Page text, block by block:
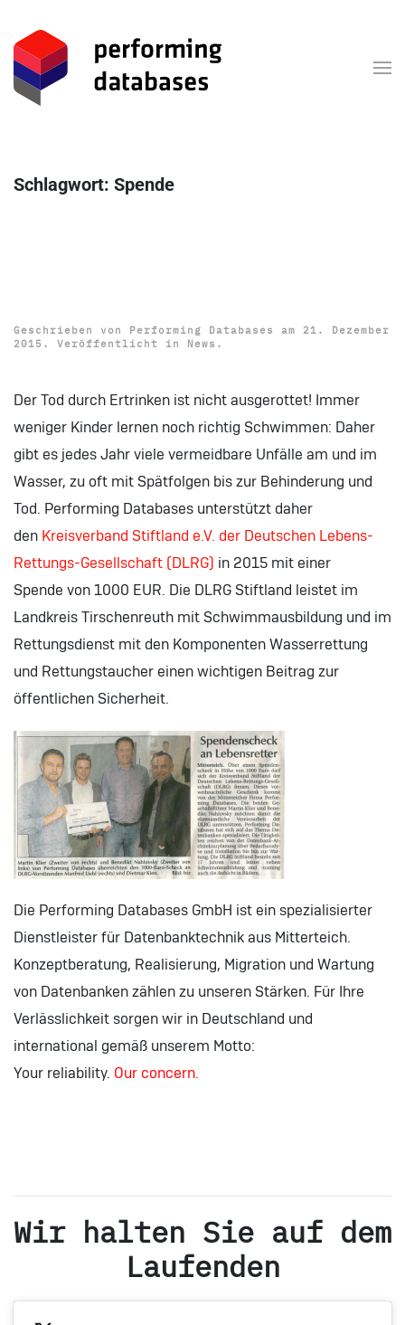
Zum Hauptinhalt springen
Schlagwort: Spende
Geschrieben von Performing Databases am 21. Dezember
2015 . Veröffentlicht in News .
Der Tod durch Ertrinken ist nicht ausgerottet! Immer
weniger Kinder lernen noch richtig Schwimmen: Daher
gibt es jedes Jahr viele vermeidbare Unfälle am und im
Wasser, zu oft mit Spätfolgen bis zur Behinderung und
Tod. Performing Databases unterstützt daher
den Kreisverband Stiftland e.V. der Deutschen Lebens-
Rettungs-Gesellschaft (DLRG) in 2015 mit einer
Spende von 1000 EUR. Die DLRG Stiftland leistet im
Landkreis Tirschenreuth mit Schwimmausbildung und im
Rettungsdienst mit den Komponenten Wasserrettung
und Rettungstaucher einen wichtigen Beitrag zur
öffentlichen Sicherheit.
Die Performing Databases GmbH ist ein spezialisierter
Dienstleister für Datenbanktechnik aus Mitterteich.
Konzeptberatung, Realisierung, Migration und Wartung
von Datenbanken zählen zu unseren Stärken. Für Ihre
Verlässlichkeit sorgen wir in Deutschland und
international gemäß unserem Motto:
Your reliability. Our concern.
Wir halten Sie auf dem
Laufenden